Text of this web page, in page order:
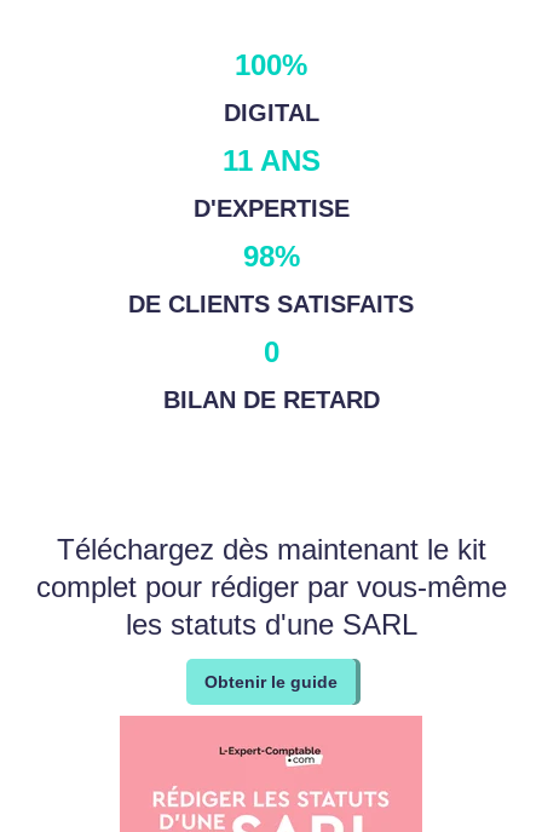
100%
DIGITAL
11 ANS
D'EXPERTISE
98%
DE CLIENTS SATISFAITS
0
BILAN DE RETARD
Téléchargez dès maintenant le kit
complet pour rédiger par vous-même
les statuts d'une SARL
Obtenir le guide